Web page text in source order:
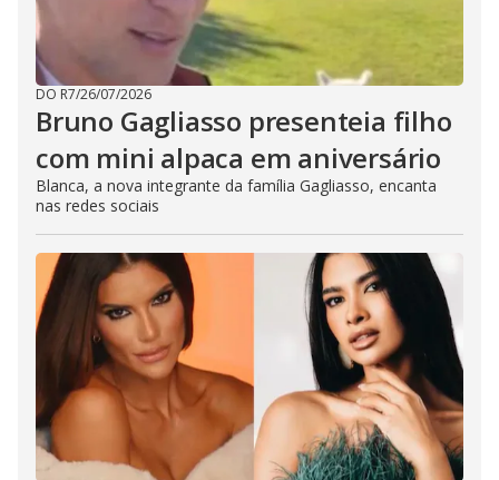
DO R7/26/07/2026
Bruno Gagliasso presenteia filho
com mini alpaca em aniversário
Blanca, a nova integrante da família Gagliasso, encanta
nas redes sociais